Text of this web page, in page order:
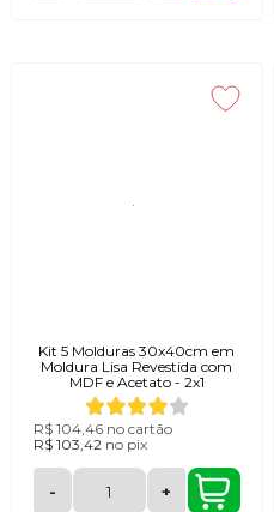
Kit 5 Molduras 30x40cm em
Moldura Lisa Revestida com
MDF e Acetato - 2x1
R$ 104,46 no cartão
R$ 103,42 no pix
- +